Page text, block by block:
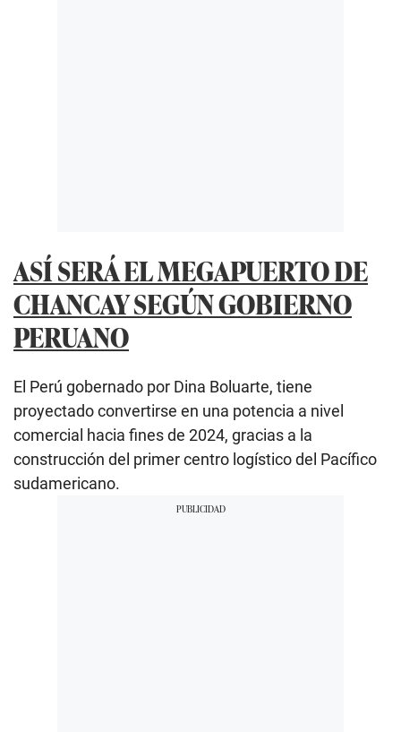
ASÍ SERÁ EL MEGAPUERTO DE
CHANCAY SEGÚN GOBIERNO
PERUANO
El Perú gobernado por Dina Boluarte, tiene
proyectado convertirse en una potencia a nivel
comercial hacia fines de 2024, gracias a la
construcción del primer centro logístico del Pacífico
sudamericano.